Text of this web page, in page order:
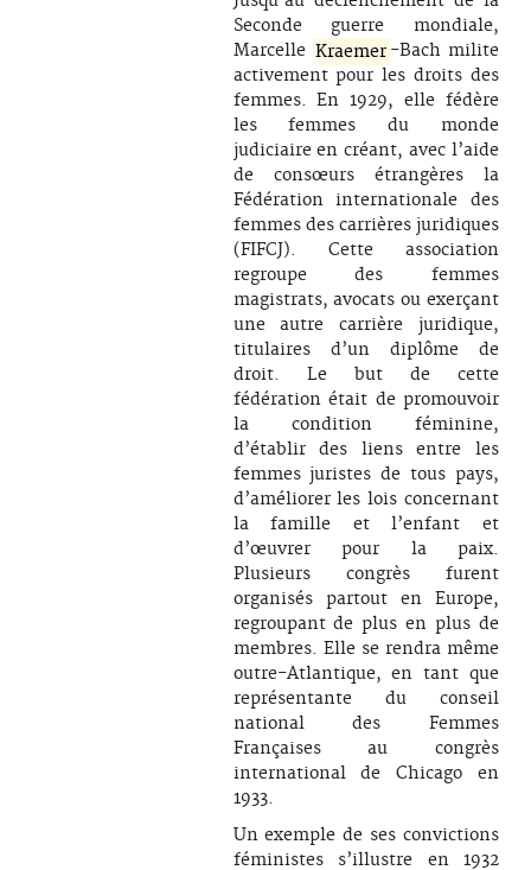
Seconde guerre mondiale,
Marcelle Kraemer -Bach milite
activement pour les droits des
femmes. En 1929, elle fédère
les femmes du monde
judiciaire en créant, avec l’aide
de consœurs étrangères la
Fédération internationale des
femmes des carrières juridiques
(FIFCJ). Cette association
regroupe des femmes
magistrats, avocats ou exerçant
une autre carrière juridique,
titulaires d’un diplôme de
droit. Le but de cette
fédération était de promouvoir
la condition féminine,
d’établir des liens entre les
femmes juristes de tous pays,
d’améliorer les lois concernant
la famille et l’enfant et
d’œuvrer pour la paix.
Plusieurs congrès furent
organisés partout en Europe,
regroupant de plus en plus de
membres. Elle se rendra même
outre-Atlantique, en tant que
représentante du conseil
national des Femmes
Françaises au congrès
international de Chicago en
1933.
Un exemple de ses convictions
féministes s’illustre en 1932